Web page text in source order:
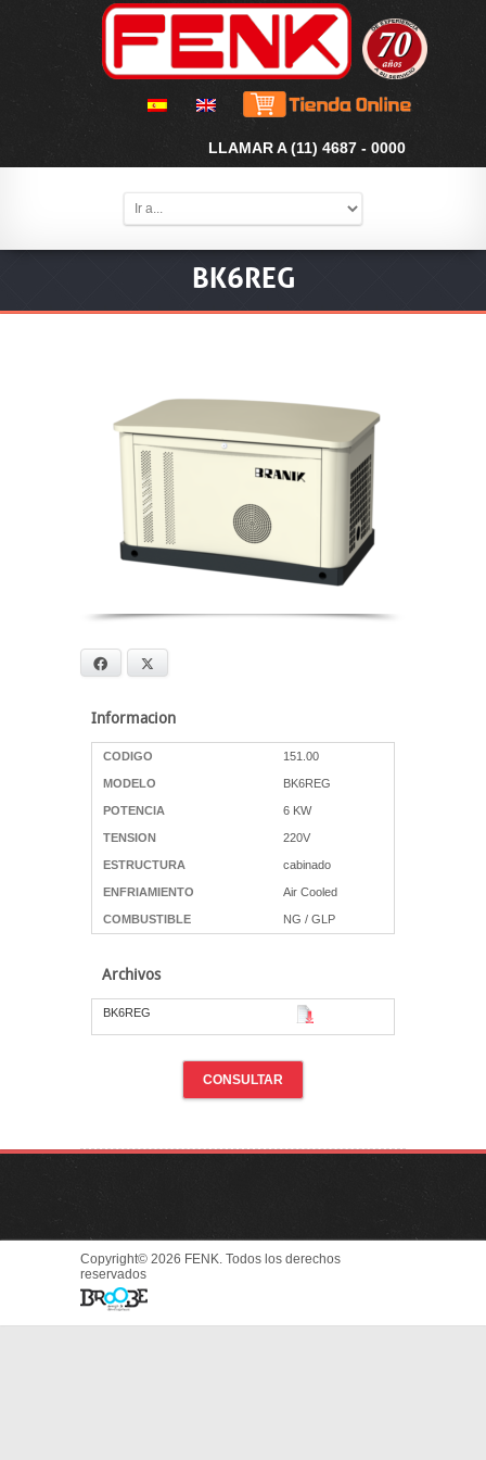
LLAMAR A (11) 4687 - 0000
BK6REG
Facebook
Informacion
CODIGO 151.00
MODELO BK6REG
POTENCIA 6 KW
TENSION 220V
ESTRUCTURA cabinado
ENFRIAMIENTO Air Cooled
COMBUSTIBLE NG / GLP
Archivos
BK6REG
CONSULTAR
Copyright© 2026 FENK. Todos los derechos
reservados